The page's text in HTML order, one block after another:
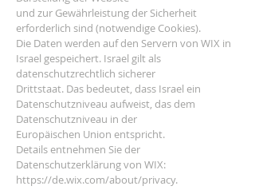
und zur Gewährleistung der Sicherheit
erforderlich sind (notwendige Cookies).
Die Daten werden auf den Servern von WIX in
Israel gespeichert. Israel gilt als
datenschutzrechtlich sicherer
Drittstaat. Das bedeutet, dass Israel ein
Datenschutzniveau aufweist, das dem
Datenschutzniveau in der
Europäischen Union entspricht.
Details entnehmen Sie der
Datenschutzerklärung von WIX:
https://de.wix.com/about/privacy.